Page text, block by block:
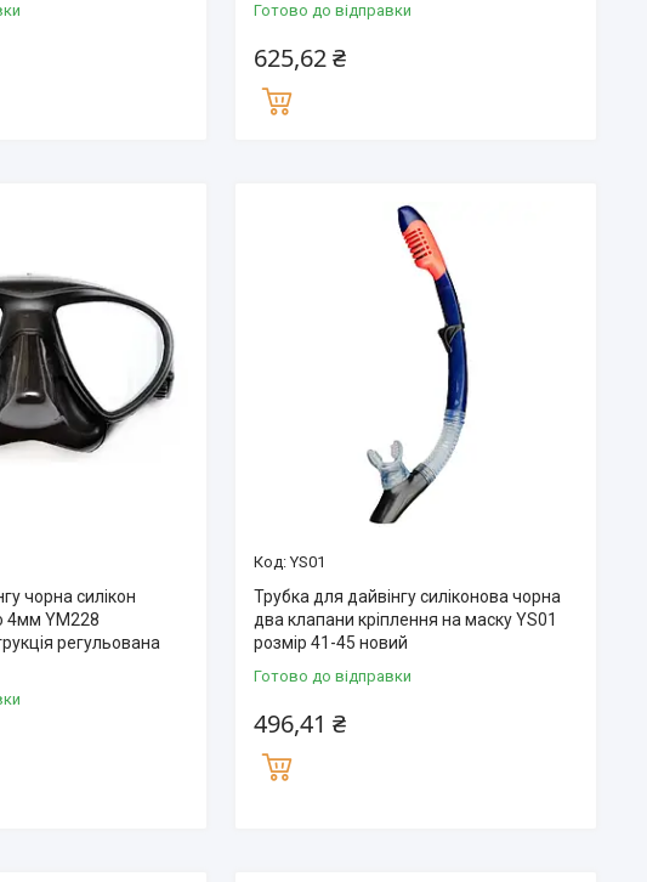
Готово до відправки
625,62 ₴
чорна силікон
4мм YM228
регульована
YS01
Трубка для дайвінгу силіконова чорна
два клапани кріплення на маску YS01
розмір 41-45 новий
Готово до відправки
496,41 ₴